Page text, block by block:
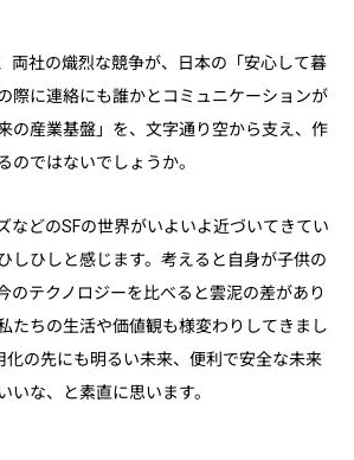
両社の熾烈な競争が、日本の「安心して暮
際に連絡にも誰かとコミュニケーションが
の産業基盤」を、文字通り空から支え、作
のではないでしょうか。
などのSFの世界がいよいよ近づいてきてい
しひしと感じます。考えると自身が子供の
のテクノロジーを比べると雲泥の差があり
たちの生活や価値観も様変わりしてきまし
化の先にも明るい未来、便利で安全な未来
いな、と素直に思います。